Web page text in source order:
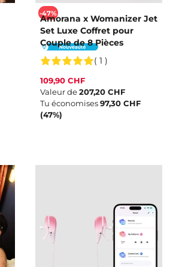
-47%
Amorana x Womanizer Jet
Set Luxe Coffret pour
Couple de 8 Pièces
( 1 )
109,90 CHF
Valeur de207,20 CHF
Tu économises97,30 CHF
(47%)